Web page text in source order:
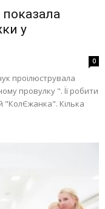
у
0
проілюструвала
провулку ". Її робити
"КолЄжанка". Кілька